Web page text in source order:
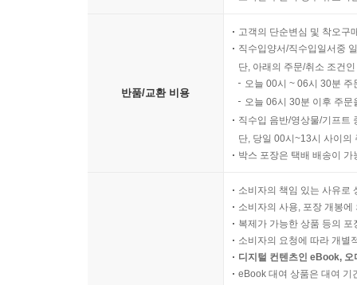
반품/교환 비용
고객의 단순변심 및 착오구
직수입양서/직수입일서중
단, 아래의 주문/취소 조건
오늘 00시 ~ 06시 30분
오늘 06시 30분 이후 주
직수입 음반/영상물/기프트
단, 당일 00시~13시 사이의
박스 포장은 택배 배송이
소비자의 책임 있는 사유로
소비자의 사용, 포장 개봉
복제가 가능한 상품 등의
소비자의 요청에 따라 개별
디지털 컨텐츠인 eBook,
eBook 대여 상품은 대여 기